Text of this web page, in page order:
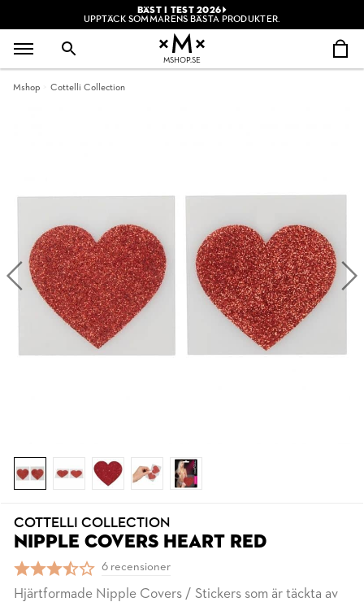
BÄST I TEST 2026
UPPTÄCK SOMMARENS BÄSTA PRODUKTER.
MSHOP.SE
Mshop Cottelli Collection
COTTELLI COLLECTION
NIPPLE COVERS HEART RED
6 recensioner
Hjärtformade Nipple Covers / Stickers som är täckta av